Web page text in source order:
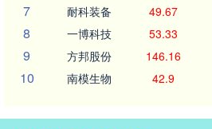
7 耐科装备 49.67
8 一博科技 53.33
9 方邦股份 146.16
10 南模生物 42.9